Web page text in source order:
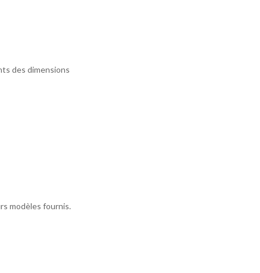
des dimensions
modèles fournis.